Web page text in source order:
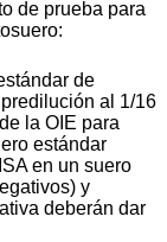
de prueba para
de
al 1/16
la OIE para
estándar
en un suero
y
deberán dar